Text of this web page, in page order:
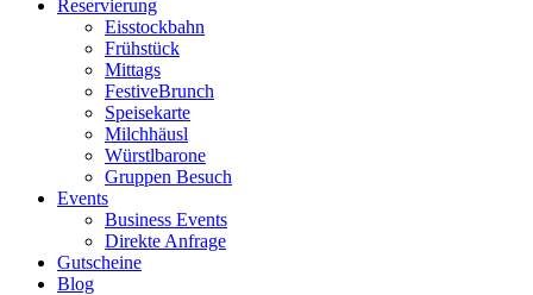
Reservierung
Eisstockbahn
Frühstück
Mittags
FestiveBrunch
Speisekarte
Milchhäusl
Würstlbarone
Gruppen Besuch
Events
Business Events
Direkte Anfrage
Gutscheine
Blog